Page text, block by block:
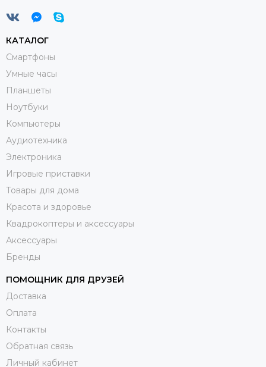
КАТАЛОГ
Смартфоны
Умные часы
Планшеты
Ноутбуки
Компьютеры
Аудиотехника
Электроника
Игровые приставки
Товары для дома
Красота и здоровье
Квадрокоптеры и аксессуары
Аксессуары
Бренды
ПОМОЩНИК ДЛЯ ДРУЗЕЙ
Доставка
Оплата
Контакты
Обратная связь
Личный кабинет